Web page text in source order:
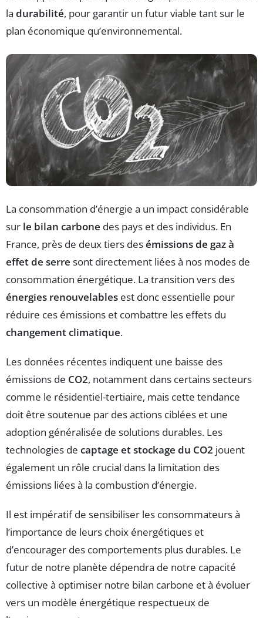
la durabilité, pour garantir un futur viable tant sur le
plan économique qu’environnemental.
La consommation d’énergie a un impact considérable
sur le bilan carbone des pays et des individus. En
France, près de deux tiers desémissions de gaz à
effet de serre sont directement liées à nos modes de
consommation énergétique. La transition vers des
énergies renouvelables est donc essentielle pour
réduire ces émissions et combattre les effets du
changement climatique.
Les données récentes indiquent une baisse des
émissions de CO2, notamment dans certains secteurs
comme le résidentiel-tertiaire, mais cette tendance
doit être soutenue par des actions ciblées et une
adoption généralisée de solutions durables. Les
technologies de captage et stockage du CO2 jouent
également un rôle crucial dans la limitation des
émissions liées à la combustion d’énergie.
Il est impératif de sensibiliser les consommateurs à
l’importance de leurs choix énergétiques et
d’encourager des comportements plus durables. Le
futur de notre planète dépendra de notre capacité
collective à optimiser notre bilan carbone et à évoluer
vers un modèle énergétique respectueux de